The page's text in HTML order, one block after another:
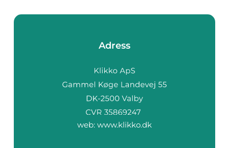
Adress
web: www.klikko.dk